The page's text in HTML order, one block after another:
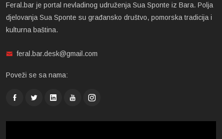
Feral.bar je portal nevladinog udruženja Sua Sponte iz Bara. Polja
djelovanja Sua Sponte su građansko društvo, pomorska tradicija i
kulturna baština.
feral.bar.desk@gmail.com
Poveži se sa nama: